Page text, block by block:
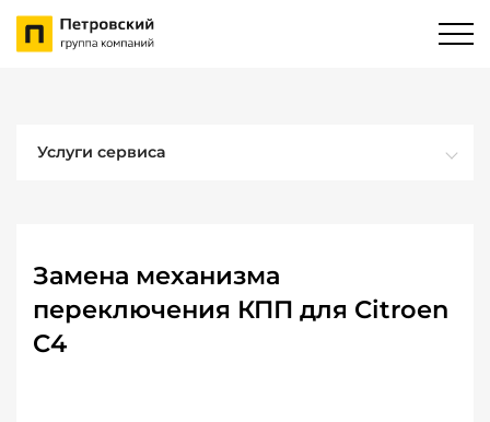
Услуги сервиса
Замена механизма
переключения КПП для Citroen
C4